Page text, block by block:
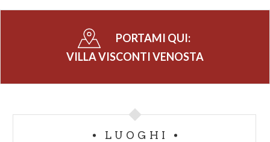
PORTAMI QUI:
VILLA VISCONTI VENOSTA
LUOGHI